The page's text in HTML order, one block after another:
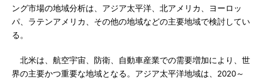
ング市場の地域分析は、アジア太平洋、北アメリカ、ヨーロッ
パ、ラテンアメリカ、その他の地域などの主要地域で検討してい
る。
北米は、航空宇宙、防衛、自動車産業での需要増加により、世
界の主要かつ重要な地域となる。アジア太平洋地域は、2020～